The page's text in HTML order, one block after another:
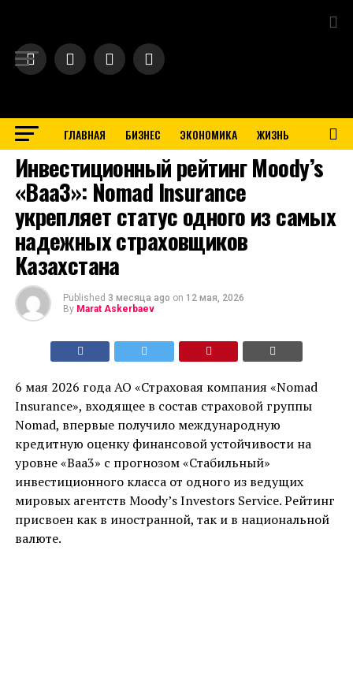
ГЛАВНАЯ БИЗНЕС ЭКОНОМИКА ЖИЗНЬ
BUSINESS
Инвестиционный рейтинг Moody’s
«Baa3»: Nomad Insurance
укрепляет статус одного из самых
надежных страховщиков
Казахстана
Published 3 месяца ago on 12 мая, 2026
By Marat Askerbaev
6 мая 2026 года АО «Страховая компания «Nomad
Insurance», входящее в состав страховой группы
Nomad, впервые получило международную
кредитную оценку финансовой устойчивости на
уровне «Baa3» с прогнозом «Стабильный»
инвестиционного класса от одного из ведущих
мировых агентств Moody’s Investors Service. Рейтинг
присвоен как в иностранной, так и в национальной
валюте.